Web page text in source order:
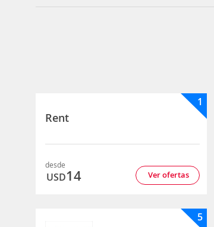
Rent
1
desde
USD14 Ver ofertas
5